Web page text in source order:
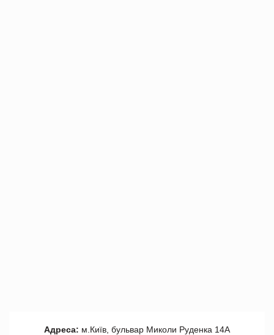
Адреса: м.Київ, бульвар Миколи Руденка 14А